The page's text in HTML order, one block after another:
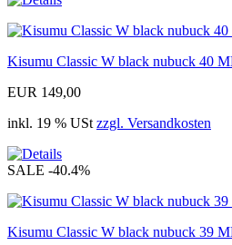
Kisumu Classic W black nubuck 40
EUR 149,00
inkl. 19 % USt zzgl. Versandkosten
SALE -40.4%
Kisumu Classic W black nubuck 39